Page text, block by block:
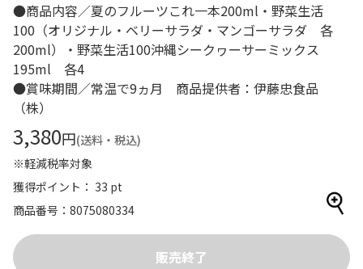
●商品内容／夏のフルーツこれ一本200ml・野菜生活
100（オリジナル・ベリーサラダ・マンゴーサラダ 各
200ml）・野菜生活100沖縄シークヮーサーミックス
195ml 各4
●賞味期間／常温で9ヵ月 商品提供者：伊藤忠食品
（株）
3,380円(送料・税込)
※軽減税率対象
獲得ポイント： 33 pt
商品番号
8075080334